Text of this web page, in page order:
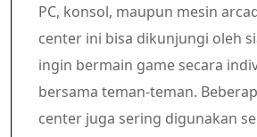
PC, konsol, maupun mesin
center ini bisa dikunjungi oleh
ingin bermain game secara
bersama teman-teman.
center juga sering digunakan